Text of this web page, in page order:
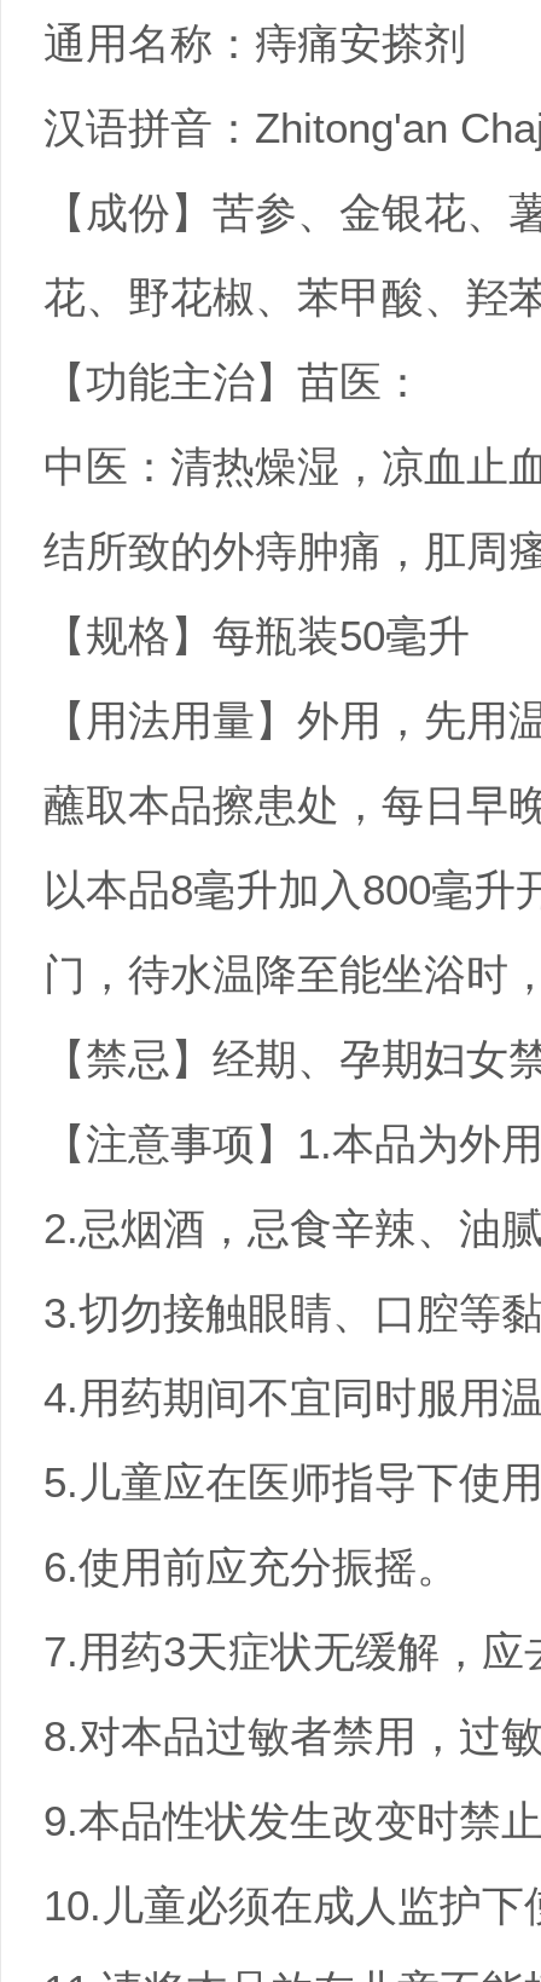
通用名称：痔痛安搽剂
汉语拼音：Zhitong'an
【成份】苦参、金银花、
花、野花椒、苯甲酸、羟
【功能主治】苗医：
中医：清热燥湿，凉血止
结所致的外痔肿痛，肛周
【规格】每瓶装50毫升
【用法用量】外用，先用
蘸取本品擦患处，每日早
以本品8毫升加入800毫升
门，待水温降至能坐浴时
【禁忌】经期、孕期妇女
【注意事项】1.本品为外
2.忌烟酒，忌食辛辣、油
3.切勿接触眼睛、口腔等
4.用药期间不宜同时服用
5.儿童应在医师指导下使
6.使用前应充分振摇。
7.用药3天症状无缓解，应
8.对本品过敏者禁用，过
9.本品性状发生改变时禁
10.儿童必须在成人监护下